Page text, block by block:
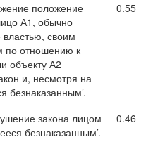
положение
А1, обычно
своим
по отношению к
объекту А2
и, несмотря на
безнаказанным’.
0.55
закона лицом
безнаказанным’.
0.46